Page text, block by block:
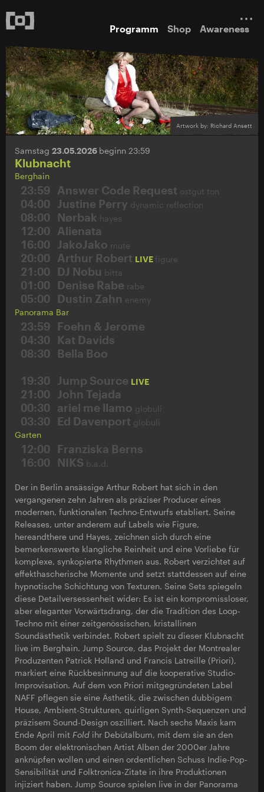
Programm Shop Awareness
Artwork by: Richard Ansett
Samstag 23.05.2026 beginn 23:59
Klubnacht
Berghain
23:59 Answer Code Request ostgut ton
04:00 Justine Perry dynamic reflection
08:00 Nørbak hayes
12:00
Alienata
16:00
JakoJako mute
20:00 Arthur Robert LIVE figure
21:00 DJ Nobu bitta
01:00 Denise Rabe rabe
05:00 Dustin Zahn enemy
Panorama Bar
23:59
Foehn & Jerome
04:30
Kat Davids
08:30
Bella Boo
19:30
Jump Source LIVE
21:00
John Tejada
00:30
ariel me llamo globuli
03:30 Ed Davenport globuli
Garten
12:00
Franziska Berns
16:00
NIKS b.a.d.
Der in Berlin ansässige Arthur Robert hat sich in den
vergangenen zehn Jahren als präziser Producer eines
modernen, funktionalen Techno-Entwurfs etabliert. Seine
Releases, unter anderem auf Labels wie Figure,
hereandthere und Hayes, zeichnen sich durch eine
bemerkenswerte klangliche Reinheit und eine Vorliebe für
komplexe, synkopierte Rhythmen aus. Robert verzichtet auf
effekthascherische Momente und setzt stattdessen auf eine
hypnotische Schichtung von Texturen. Seine Sets spiegeln
diese Detailversessenheit wider: Es ist ein kompromissloser,
aber eleganter Vorwärtsdrang, der die Tradition des Loop-
Techno mit einer zeitgenössischen, kristallinen
Soundästhetik verbindet. Robert spielt zu dieser Klubnacht
live im Berghain. Jump Source, das Projekt der Montrealer
Produzenten Patrick Holland und Francis Latreille (Priori),
markiert eine Rückbesinnung auf die kooperative Studio-
Improvisation. Auf dem von Priori mitgegründeten Label
NAFF pflegen sie eine Ästhetik, die zwischen dubbigem
House, Ambient-Strukturen, quirligen Synth-Sequenzen und
präzisem Sound-Design oszilliert. Nach sechs Maxis kam
Ende April mit Fold ihr Debütalbum, mit dem sie an den
Boom der elektronischen Artist Alben der 2000er Jahre
anknüpfen wollen und einen ordentlichen Schuss Indie-Pop-
Sensibilität und Folktronica-Zitate in ihre Produktionen
injiziert haben. Jump Source spielen live in der Panorama